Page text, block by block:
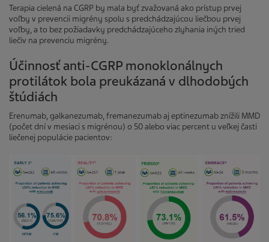
Terapia cielená na CGRP by mala byť zvažovaná ako prístup prvej
voľby v prevencii migrény spolu s predchádzajúcou liečbou prvej
voľby, a to bez požiadavky predchádzajúceho zlyhania iných tried
liečiv na prevenciu migrény.
Účinnosť anti-CGRP monoklonálnych
protilátok bola preukázaná v dlhodobých
štúdiách
Erenumab, galkanezumab, fremanezumab aj eptinezumab znížili MMD
(počet dní v mesiaci s migrénou) o 50 alebo viac percent u veľkej časti
liečenej populácie pacientov: